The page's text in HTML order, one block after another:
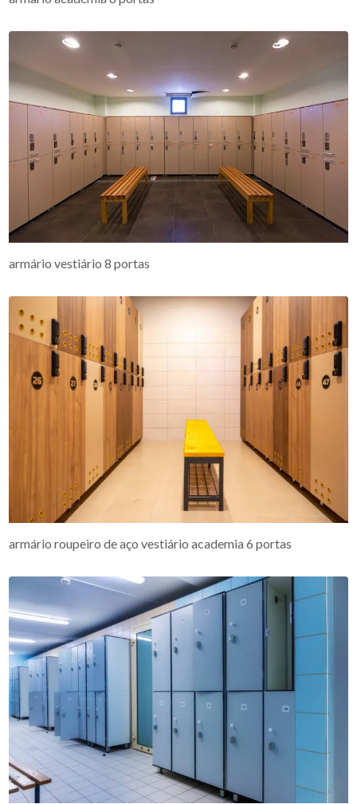
armário vestiário 8 portas
armário roupeiro de aço vestiário academia 6 portas